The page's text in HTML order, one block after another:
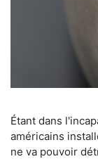
Étant dans
américains
ne va pouvoir